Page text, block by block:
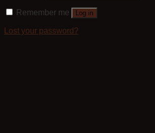
Remember me Log in
Lost your password?